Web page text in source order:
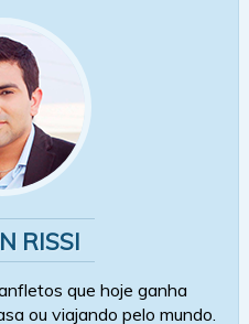
RISSI
que hoje ganha
ou viajando pelo mundo.